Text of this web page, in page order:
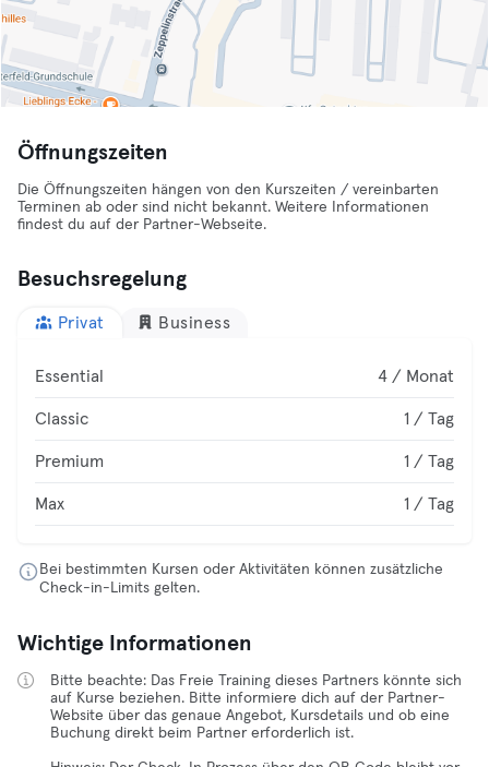
Öffnungszeiten
Die Öffnungszeiten hängen von den Kurszeiten / vereinbarten
Terminen ab oder sind nicht bekannt. Weitere Informationen
findest du auf der Partner-Webseite.
Besuchsregelung
Privat Business
Essential 4 / Monat
Classic 1 / Tag
Premium 1 / Tag
Max 1 / Tag
Bei bestimmten Kursen oder Aktivitäten können zusätzliche
Check-in-Limits gelten.
Wichtige Informationen
Bitte beachte: Das Freie Training dieses Partners könnte sich
auf Kurse beziehen. Bitte informiere dich auf der Partner-
Website über das genaue Angebot, Kursdetails und ob eine
Buchung direkt beim Partner erforderlich ist.